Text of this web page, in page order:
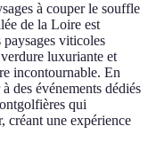
à couper le souffle
de la Loire est
paysages viticoles
luxuriante et
incontournable. En
des événements dédiés
qui
créant une expérience